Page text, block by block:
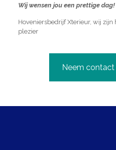
Wij wensen jou een prettige dag!
Hoveniersbedrijf Xterieur, wij zijn
plezier
Neem